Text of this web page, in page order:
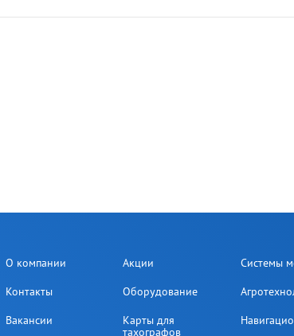
О компании
Контакты
Вакансии
Акции
Оборудование
Карты для
тахографов
Системы